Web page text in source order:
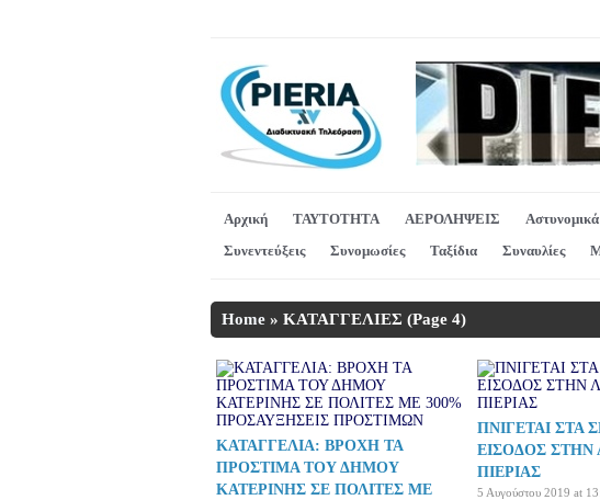
Αρχική ΤΑΥΤΟΤΗΤΑ ΑΕΡΟΛΗΨΕΙΣ Αστυνομικά
Συνεντεύξεις
Συνομωσίες Ταξίδια Συναυλίες
Home » ΚΑΤΑΓΓΕΛΙΕΣ (Page 4)
ΚΑΤΑΓΓΕΛΙΑ: ΒΡΟΧΗ ΤΑ
ΠΡΟΣΤΙΜΑ ΤΟΥ ΔΗΜΟΥ
ΚΑΤΕΡΙΝΗΣ ΣΕ ΠΟΛΙΤΕΣ ΜΕ
ΠΝΙΓΕΤΑΙ ΣΤΑ
ΕΙΣΟΔΟΣ
ΠΙΕΡΙΑΣ
5 Αυγούστου 2019 at